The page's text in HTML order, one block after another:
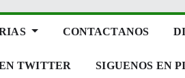
CONTACTANOS
TWITTER SIGUENOS EN